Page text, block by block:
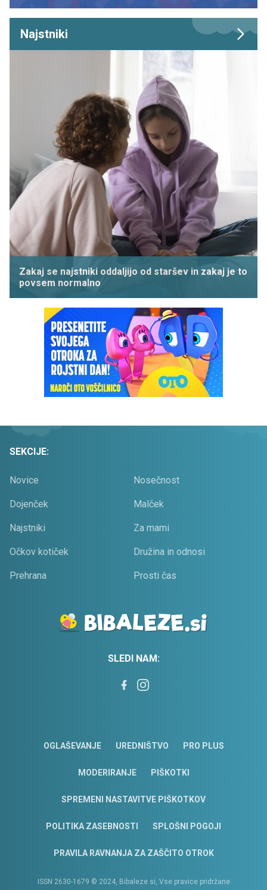
Najstniki
Zakaj se najstniki oddaljijo od staršev in zakaj je to
povsem normalno
SEKCIJE:
Novice Nosečnost
Dojenček Malček
Najstniki Za mami
Očkov kotiček Družina in odnosi
Prehrana Prosti čas
SLEDI NAM:
OGLAŠEVANJE UREDNIŠTVO PRO PLUS
MODERIRANJE PIŠKOTKI
SPREMENI NASTAVITVE PIŠKOTKOV
POLITIKA ZASEBNOSTI SPLOŠNI POGOJI
PRAVILA RAVNANJA ZA ZAŠČITO OTROK
ISSN 2630-1679 © 2024, Bibaleze.si, Vse pravice pridržane